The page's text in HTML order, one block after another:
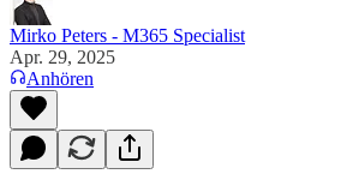
Mirko Peters - M365 Specialist
Apr. 29, 2025
Anhören